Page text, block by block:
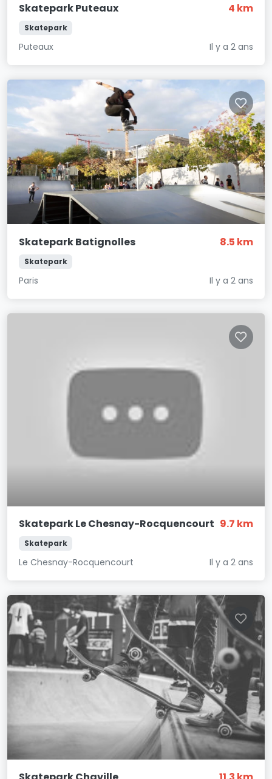
Skatepark Puteaux 4 km
Skatepark
Puteaux Il y a 2 ans
Skatepark Batignolles 8.5 km
Skatepark
Paris Il y a 2 ans
Skatepark Le Chesnay-Rocquencourt 9.7 km
Skatepark
Le Chesnay-Rocquencourt Il y a 2 ans